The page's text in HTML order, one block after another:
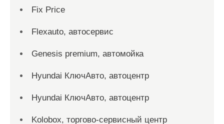
Fix Price
Flexauto, автосервис
Genesis premium, автомойка
Hyundai КлючАвто, автоцентр
Hyundai КлючАвто, автоцентр
Kolobox, торгово-сервисный центр